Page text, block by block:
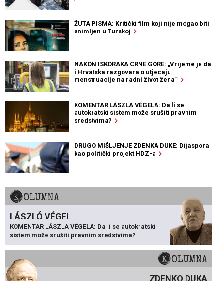
ŽUTA PISMA: Kritički film koji nije mogao biti
snimljen u Turskoj
NAKON ISKORAKA CRNE GORE: „Vrijeme je da
i Hrvatska razgovara o utjecaju
menstruacije na radni život žena“
KOMENTAR LÁSZLA VÉGELA: Da li se
autokratski sistem može srušiti pravnim
sredstvima?
DRUGO MIŠLJENJE ZDENKA DUKE: Dijaspora
kao politički projekt HDZ-a
KOLUMNA
LÁSZLÓ VÉGEL
KOMENTAR LÁSZLA VÉGELA: Da li se autokratski
sistem može srušiti pravnim sredstvima?
KOLUMNA
ZDENKO DUKA